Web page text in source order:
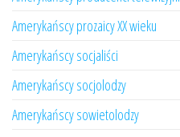
Amerykańscy prozaicy XX wieku
Amerykańscy socjaliści
Amerykańscy socjolodzy
Amerykańscy sowietolodzy